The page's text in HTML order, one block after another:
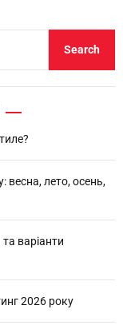
Search
весна, лето, осень,
варіанти
2026 року